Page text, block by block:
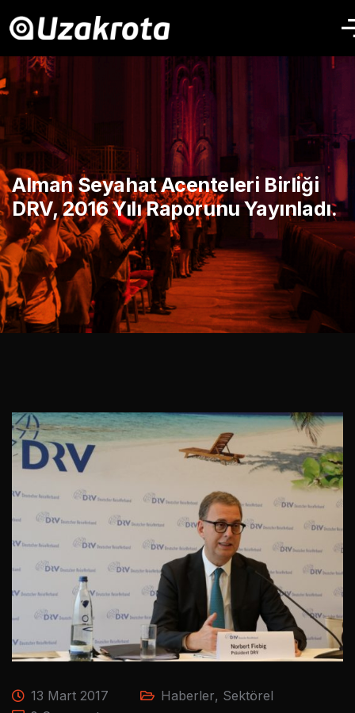
Alman Seyahat Acenteleri Birliği
DRV, 2016 Yılı Raporunu Yayınladı.
13 Mart 2017 Haberler, Sektörel